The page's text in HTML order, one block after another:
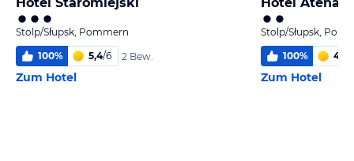
Stolp/Słupsk, Pommern
100% 5,4/6 2 Bew.
Zum Hotel
Stolp/Słupsk,
100% 4,4
Zum Hotel